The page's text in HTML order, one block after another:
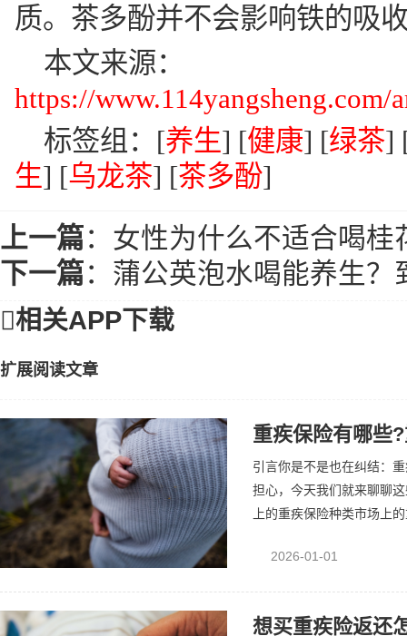
质。茶多酚并不会影响铁的吸
本文来源：
https://www.114yangsheng.com/
标签组：[养生] [健康] [绿茶]
生] [乌龙茶] [茶多酚]
上一篇： 女性为什么不适合喝桂
下一篇： 蒲公英泡水喝能养生？
相关APP下载
扩展阅读文章
重疾保险有哪些
引言你是不是也在纠结：
担心，今天我们就来聊聊
上的重疾保险种类市场上
2026-01-01